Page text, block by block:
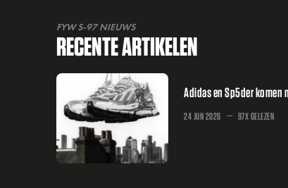
FYW S-97 NIEUWS
RECENTE ARTIKELEN
Adidas en Sp5der
24 JUN 2026 97X GELEZEN